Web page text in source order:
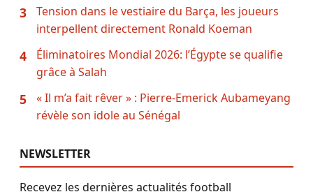
3
Tension dans le vestiaire du Barça, les joueurs
interpellent directement Ronald Koeman
4
Éliminatoires Mondial 2026: l’Égypte se qualifie
grâce à Salah
5
« Il m’a fait rêver » : Pierre-Emerick Aubameyang
révèle son idole au Sénégal
NEWSLETTER
Recevez les dernières actualités football